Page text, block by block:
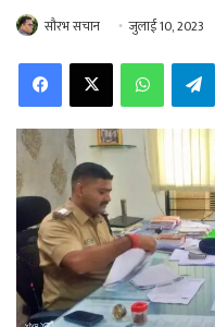
सौरभ सचान जुलाई 10, 2023